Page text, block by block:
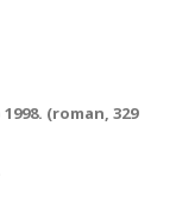
(roman, 329